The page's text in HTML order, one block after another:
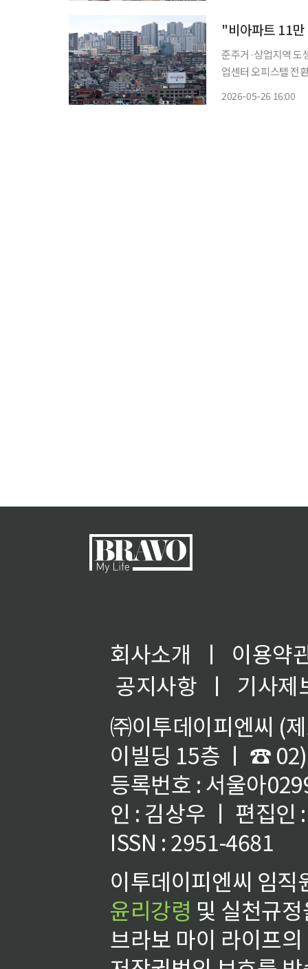
"비아파트 11
준주거·상업지역 도
업센터 오피스텔 전환도 한시 허용 정부가 수도권 비(
2026-05-26 16:00
회사소개 ㅣ
이용약
공지사항
ㅣ
기사제
㈜이투데이피엔씨 (
이빌딩 15층 ㅣ ☎
등록번호 : 서울아
인 : 김상우 ㅣ 편집인
ISSN : 2951-4681
이투데이피엔씨 임
윤리강령 및 실천규
브라보 마이 라이프